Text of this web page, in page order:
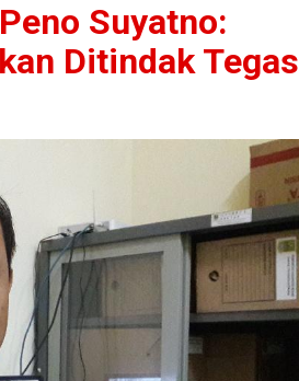
Suyatno:
Ditindak Tegas